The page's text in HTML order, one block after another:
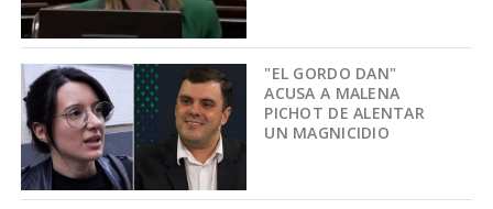
"EL GORDO DAN"
ACUSA A MALENA
PICHOT DE ALENTAR
UN MAGNICIDIO